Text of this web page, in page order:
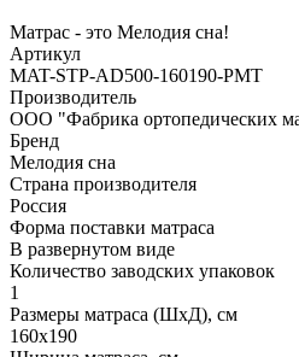
Матрас - это Мелодия сна!
Артикул
MAT-STP-AD500-160190-PMT
Производитель
ООО "Фабрика ортопедических
Бренд
Мелодия сна
Страна производителя
Россия
Форма поставки матраса
В развернутом виде
Количество заводских упаковок
1
Размеры матраса (ШхД), см
160х190